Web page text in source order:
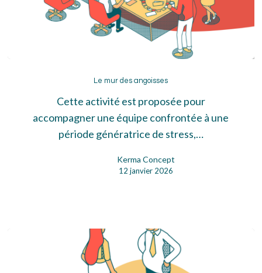
mur
des
angoisses
Le mur des angoisses
Cette activité est proposée pour
accompagner une équipe confrontée à une
période génératrice de stress,…
Kerma Concept
12 janvier 2026